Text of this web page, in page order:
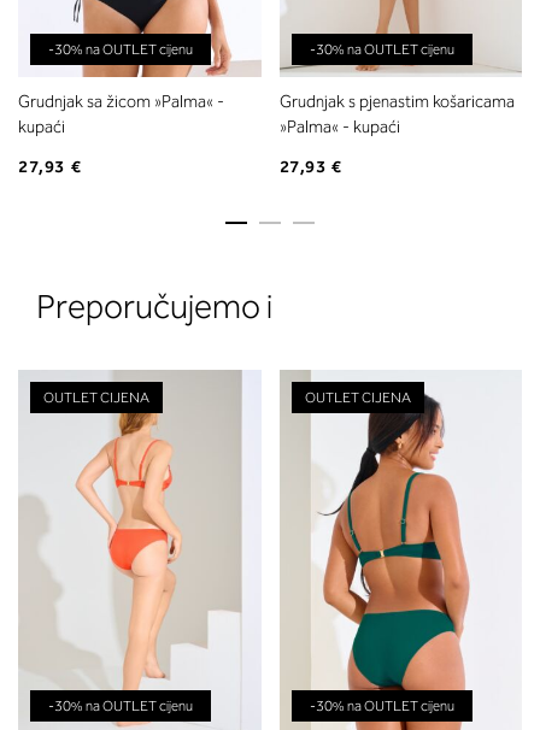
-30% na OUTLET cijenu
Grudnjak sa žicom »Palma« -
kupaći
27,93 €
-30% na OUTLET cijenu
Grudnjak s pjenastim košaricama
»Palma« - kupaći
27,93 €
Preporučujemo i
OUTLET CIJENA
-30% na OUTLET cijenu -30% na OUTLET cijenu
OUTLET CIJENA
2. Prsni obseg
Izmerite prsni obseg. Šiviljski
položite čez hrbet v višini
izreza in čez prsi, v višini bradavic
vdolbine med prsmi. V razdelku 2.
boste prebrali, katera globina
ustreza vaši meri (A, B …) – iščite v
stolpcu, ki ste ga določili s